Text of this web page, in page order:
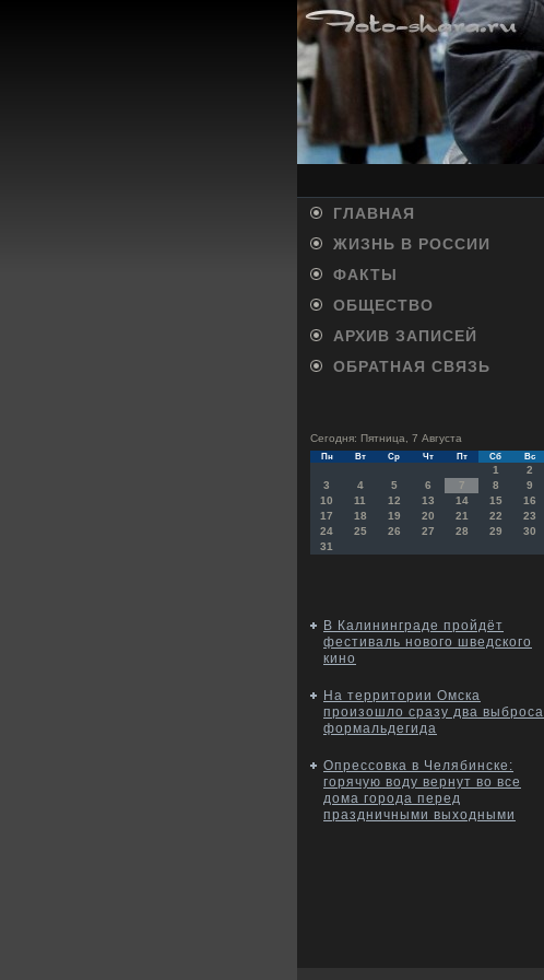
ГЛАВНАЯ
ЖИЗНЬ В РОССИИ
ФАКТЫ
ОБЩЕСТВО
АРХИВ ЗАПИСЕЙ
ОБРАТНАЯ СВЯЗЬ
Сегодня: Пятница, 7 Августа
Пн Вт Ср Чт Пт Сб Вс
1
2
3
4 5 6 7 8
9
10
11 12 13 14 15
16
17
18 19 20 21 22
23
24
25 26 27 28 29
30
31
В Калининграде пройдёт
фестиваль нового шведского
кино
На территории Омска
произошло сразу два выброса
формальдегида
Опрессовка в Челябинске:
горячую воду вернут во все
дома города перед
праздничными выходными